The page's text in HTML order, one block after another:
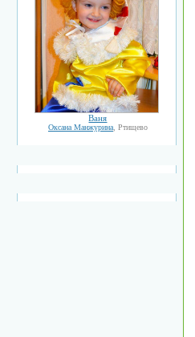
Ваня
Оксана Манжурина, Ртищево